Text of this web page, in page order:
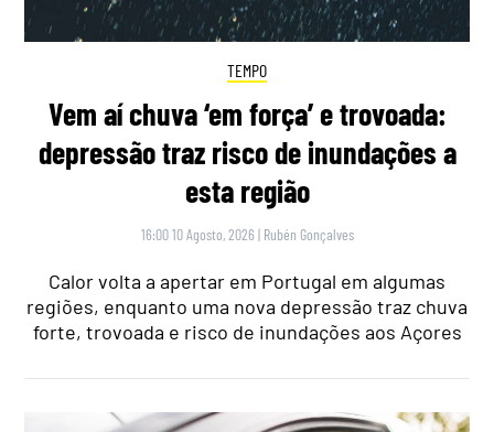
TEMPO
Vem aí chuva ‘em força’ e trovoada:
depressão traz risco de inundações a
esta região
16:00 10 Agosto, 2026 | Rubén Gonçalves
Calor volta a apertar em Portugal em algumas
regiões, enquanto uma nova depressão traz chuva
forte, trovoada e risco de inundações aos Açores